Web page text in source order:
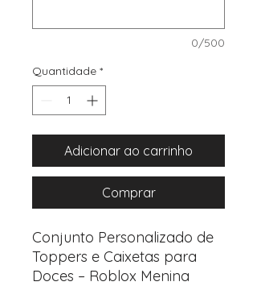
0/500
Quantidade *
Adicionar ao carrinho
Comprar
Conjunto Personalizado de
Toppers e Caixetas para
Doces – Roblox Menina